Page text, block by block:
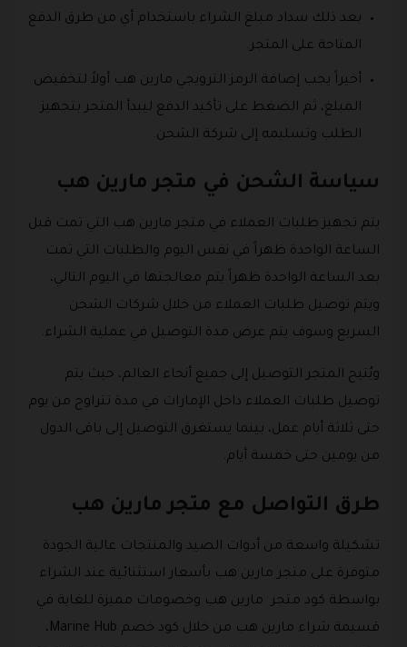
بعد ذلك سداد مبلغ الشراء باستخدام أي من طرق الدفع
المتاحة على المتجر.
أخيراً يجب إضافة الرمز الترويجي مارين هب أولاً لتخفيض
المبلغ، ثم الضغط على تأكيد الدفع ليبدأ المتجر بتجهيز
الطلب وتسليمه إلى شركة الشحن.
سياسة الشحن في متجر مارين هب
يتم تجهيز طلبات العملاء في متجر مارين هب التي تمت قبل
الساعة الواحدة ظهراً في نفس اليوم والطلبات التي تمت
بعد الساعة الواحدة ظهراً يتم معالجتها في اليوم التالي،
ويتم توصيل طلبات العملاء من خلال شركات الشحن
السريع وسوف يتم عرض مدة التوصيل في عملية الشراء.
ويُتيح المتجر التوصيل إلى جميع أنحاء العالم، حيث يتم
توصيل طلبات العملاء داخل الإمارات في مدة تتراوح من يوم
حتى ثلاثة أيام عمل، بينما يستغرق التوصيل إلى باقى الدول
من يومين حتى خمسة أيام.
طرق التواصل مع متجر مارين هب
تشكيلة واسعة من أدوات الصيد والمنتجات عالية الجودة
متوفرة على متجر مارين هب بأسعار استثنائية عند الشراء
بواسطة كود متجر مارين هب وخصومات مميزة للغاية في
قسيمة شراء مارين هب من خلال كود خصم Marine Hub،